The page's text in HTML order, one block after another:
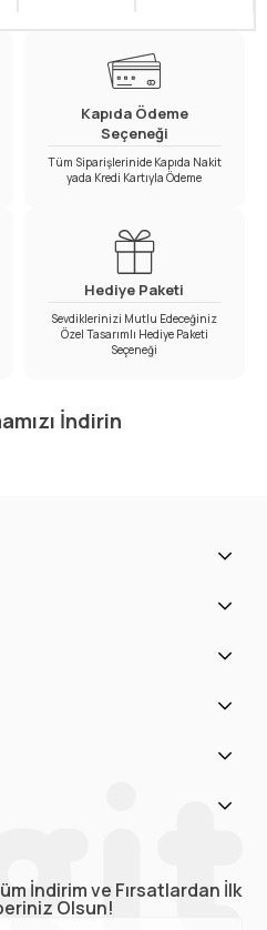
Kapıda Ödeme
Seçeneği
Tüm Siparişlerinide Kapıda Nakit
yada Kredi Kartıyla Ödeme
Hediye Paketi
Sevdiklerinizi Mutlu Edeceğiniz
Özel Tasarımlı Hediye Paketi
Seçeneği
İndirin
İndirim ve Fırsatlardan İlk
Olsun!